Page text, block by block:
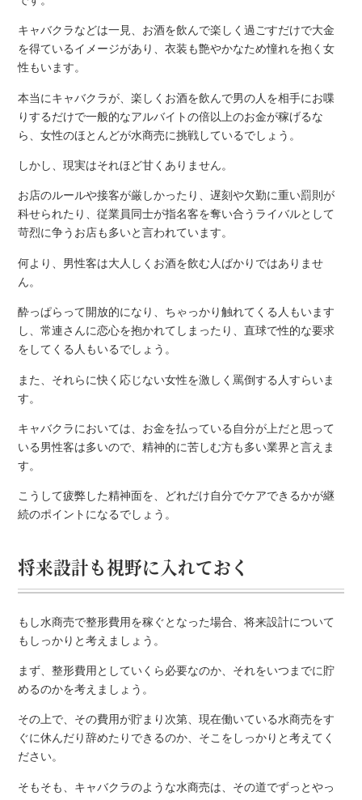
キャバクラなどは一見、お酒を飲んで楽しく過ごすだけで大金
を得ているイメージがあり、衣装も艶やかなため憧れを抱く女
性もいます。
本当にキャバクラが、楽しくお酒を飲んで男の人を相手にお喋
りするだけで一般的なアルバイトの倍以上のお金が稼げるな
ら、女性のほとんどが水商売に挑戦しているでしょう。
しかし、現実はそれほど甘くありません。
お店のルールや接客が厳しかったり、遅刻や欠勤に重い罰則が
科せられたり、従業員同士が指名客を奪い合うライバルとして
苛烈に争うお店も多いと言われています。
何より、男性客は大人しくお酒を飲む人ばかりではありませ
ん。
酔っぱらって開放的になり、ちゃっかり触れてくる人もいます
し、常連さんに恋心を抱かれてしまったり、直球で性的な要求
をしてくる人もいるでしょう。
また、それらに快く応じない女性を激しく罵倒する人すらいま
す。
キャバクラにおいては、お金を払っている自分が上だと思って
いる男性客は多いので、精神的に苦しむ方も多い業界と言えま
す。
こうして疲弊した精神面を、どれだけ自分でケアできるかが継
続のポイントになるでしょう。
将来設計も視野に入れておく
もし水商売で整形費用を稼ぐとなった場合、将来設計について
もしっかりと考えましょう。
まず、整形費用としていくら必要なのか、それをいつまでに貯
めるのかを考えましょう。
その上で、その費用が貯まり次第、現在働いている水商売をす
ぐに休んだり辞めたりできるのか、そこをしっかりと考えてく
ださい。
そもそも、キャバクラのような水商売は、その道でずっとやっ